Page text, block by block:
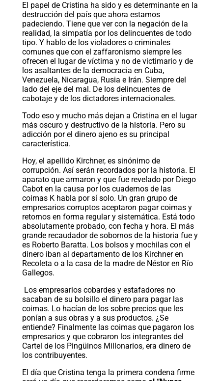
El papel de Cristina ha sido y es determinante en la
destrucción del país que ahora estamos
padeciendo. Tiene que ver con la negación de la
realidad, la simpatía por los delincuentes de todo
tipo. Y hablo de los violadores o criminales
comunes que con el zaffaronismo siempre les
ofrecen el lugar de víctima y no de victimario y de
los asaltantes de la democracia en Cuba,
Venezuela, Nicaragua, Rusia e Irán. Siempre del
lado del eje del mal. De los delincuentes de
cabotaje y de los dictadores internacionales.
Todo eso y mucho más dejan a Cristina en el lugar
más oscuro y destructivo de la historia. Pero su
adicción por el dinero ajeno es su principal
característica.
Hoy, el apellido Kirchner, es sinónimo de
corrupción. Así serán recordados por la historia. El
aparato que armaron y que fue revelado por Diego
Cabot en la causa por los cuadernos de las
coimas K habla por sí solo. Un gran grupo de
empresarios corruptos aceptaron pagar coimas y
retornos en forma regular y sistemática. Está todo
absolutamente probado, con fecha y hora. El más
grande recaudador de sobornos de la historia fue y
es Roberto Baratta. Los bolsos y mochilas con el
dinero iban al departamento de los Kirchner en
Recoleta o a la casa de la madre de Néstor en Río
Gallegos.
Los empresarios cobardes y estafadores no
sacaban de su bolsillo el dinero para pagar las
coimas. Lo hacían de los sobre precios que les
ponían a sus obras y a sus productos. ¿Se
entiende? Finalmente las coimas que pagaron los
empresarios y que cobraron los integrantes del
Cartel de los Pingüinos Millonarios, era dinero de
los contribuyentes.
El día que Cristina tenga la primera condena firme